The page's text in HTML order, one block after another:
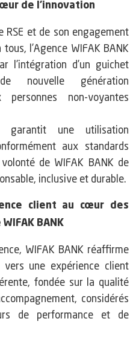
de l’innovation
RSE et de son engagement
l’Agence WIFAK BANK
l’intégration d’un guichet
nouvelle génération
non-voyantes
garantit une utilisation
aux standards
de WIFAK BANK de
inclusive et durable.
client au cœur des
BANK
WIFAK BANK réaffirme
une expérience client
fondée sur la qualité
considérés
de performance et de